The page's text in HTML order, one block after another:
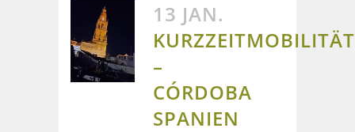
13 JAN.
KURZZEITMOBILITÄT
–
CÓRDOBA
SPANIEN